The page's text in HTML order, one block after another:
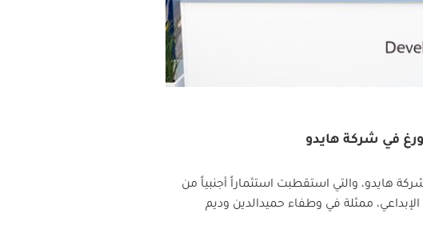
في شركة هايدو
هايدو، والتي استقطبت استثماراً أجنبياً من
ممثلة في وطفاء حميدالدين وديم